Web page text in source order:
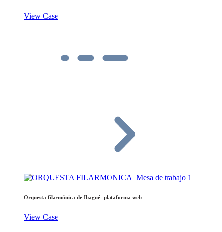
View Case
Orquesta filarmónica de Ibagué -plataforma web
View Case